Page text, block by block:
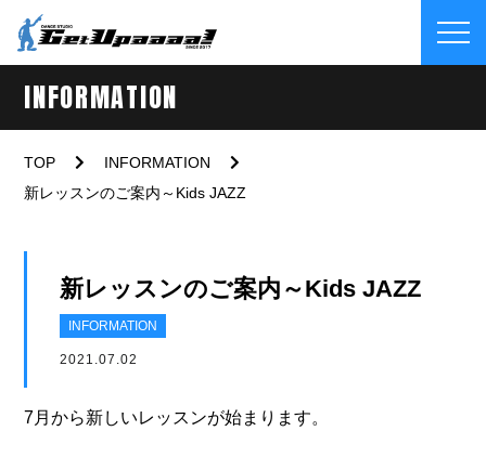
INFORMATION
TOP
INFORMATION
新レッスンのご案内～Kids JAZZ
新レッスンのご案内～Kids JAZZ
INFORMATION
2021.07.02
7月から新しいレッスンが始まります。